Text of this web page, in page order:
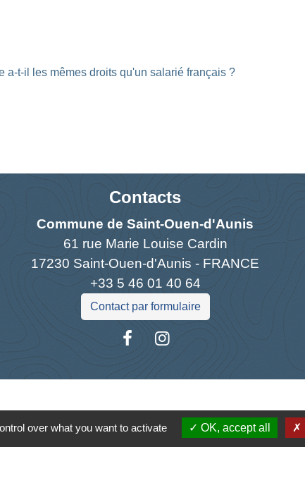
a-t-il les mêmes droits qu'un salarié français ?
Contacts
Commune de Saint-Ouen-d'Aunis
61 rue Marie Louise Cardin
17230 Saint-Ouen-d'Aunis - FRANCE
+33 5 46 01 40 64
Contact par formulaire
over what you want to activate OK, accept all